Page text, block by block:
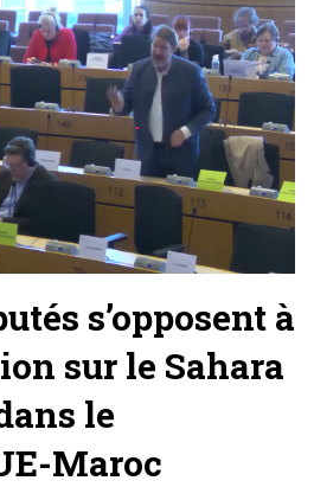
s’opposent à
sur le Sahara
le
Maroc